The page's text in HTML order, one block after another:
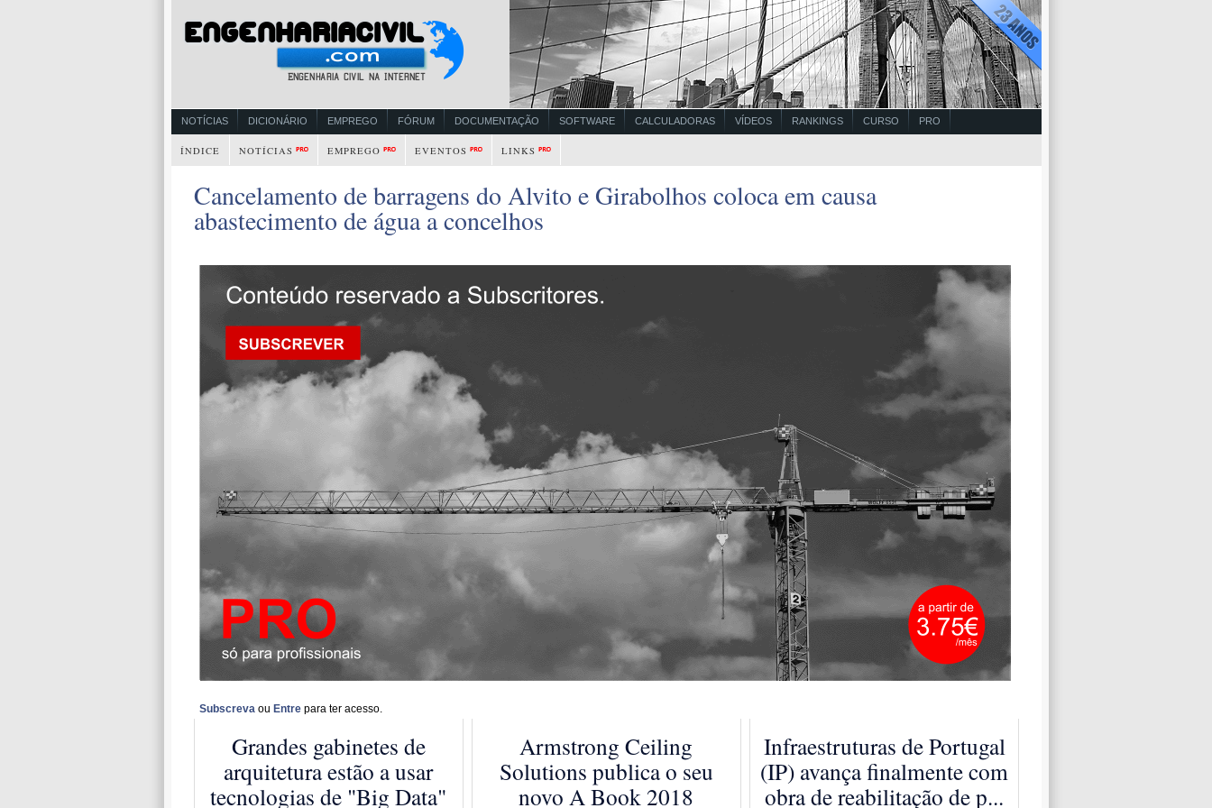
NOTÍCIAS DICIONÁRIO EMPREGO FÓRUM DOCUMENTAÇÃO SOFTWARE CALCULADORAS VÍDEOS RANKINGS CURSO PRO
ÍNDICE NOTÍCIAS EMPREGO EVENTOS LINKS
Cancelamento de barragens do Alvito e Girabolhos coloca em causa
abastecimento de água a concelhos
Subscreva ou Entrepara ter acesso.
Grandes gabinetes de
arquitetura estão a usar
tecnologias de "Big Data"
Armstrong Ceiling
Solutions publica o seu
novo A Book 2018
Infraestruturas de Portugal
(IP) avança finalmente com
obra de reabilitação de p...